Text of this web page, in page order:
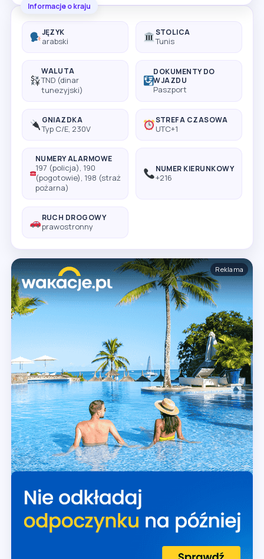
Informacje o kraju
JĘZYK
arabski
STOLICA
Tunis
WALUTA
TND (dinar
tunezyjski)
DOKUMENTY DO
WJAZDU
Paszport
GNIAZDKA
Typ C/E, 230V
STREFA CZASOWA
UTC+1
NUMERY ALARMOWE
197 (policja), 190
(pogotowie), 198 (straż
pożarna)
NUMER KIERUNKOWY
+216
RUCH DROGOWY
prawostronny
Reklama